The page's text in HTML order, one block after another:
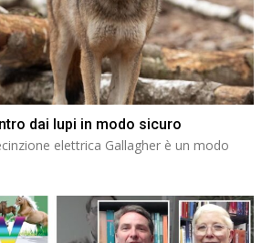
dai lupi in modo sicuro
elettrica Gallagher è un modo